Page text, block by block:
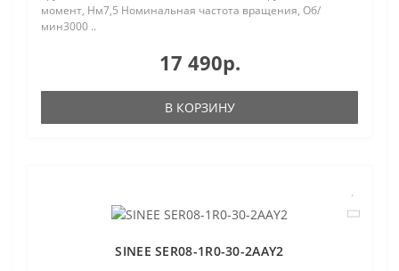
момент, Нм7,5 Номинальная частота вращения, Об/
мин3000 ..
17 490р.
В КОРЗИНУ
SINEE SER08-1R0-30-2AAY2